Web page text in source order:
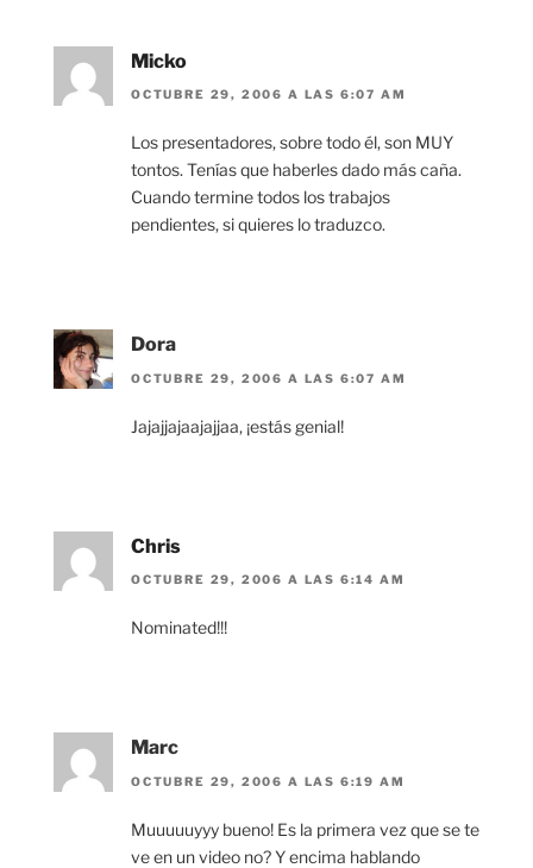
Micko
OCTUBRE 29, 2006 A LAS 6:07 AM
Los presentadores, sobre todo él, son MUY
tontos. Tenías que haberles dado más caña.
Cuando termine todos los trabajos
pendientes, si quieres lo traduzco.
Dora
OCTUBRE 29, 2006 A LAS 6:07 AM
Jajajjajaajajjaa, ¡estás genial!
Chris
OCTUBRE 29, 2006 A LAS 6:14 AM
Nominated!!!
Marc
OCTUBRE 29, 2006 A LAS 6:19 AM
Muuuuuyyy bueno! Es la primera vez que se te
ve en un video no? Y encima hablando